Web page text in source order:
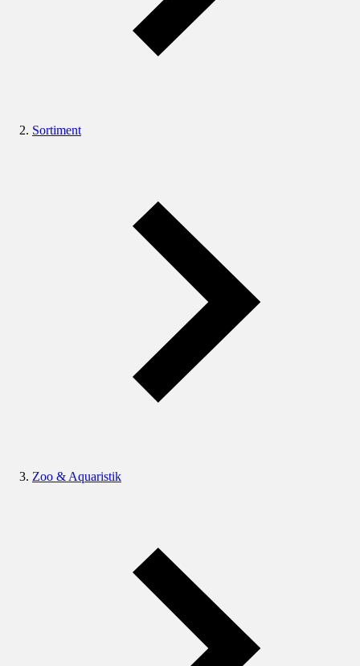
Sortiment
Zoo & Aquaristik